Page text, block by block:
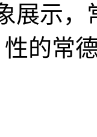
展示
性的常